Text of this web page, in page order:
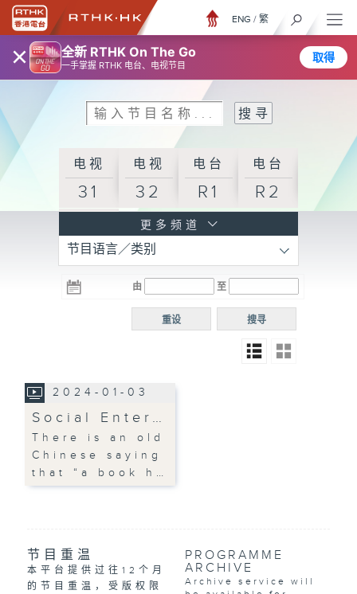
× 全新 RTHK On The Go
一手掌握 RTHK 电台、电视节目
取得
ENG / 繁
电视
31
电视
32
电台
R1
电台
R2
R3
电台 电台
R5
电台
普通
更多频道
节目语言／类别
由 至
搜寻
重设
2024-01-03
Social Enter…
There is an old
Chinese saying
that “a book h…
节目重温
本平台提供过往12个月
的节目重温，受版权限
PROGRAMME
ARCHIVE
Archive service will